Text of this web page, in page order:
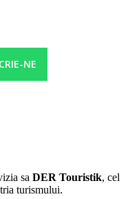
NE
sa DER Touristik, cel
turismului.